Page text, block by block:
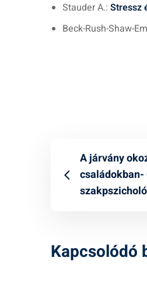
Stauder A.: Stressz
Beck-Rush-Shaw-
A járvány
Kapcsolódó